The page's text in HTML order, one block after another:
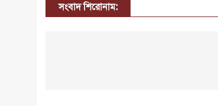
সংবাদ শিরোনাম: